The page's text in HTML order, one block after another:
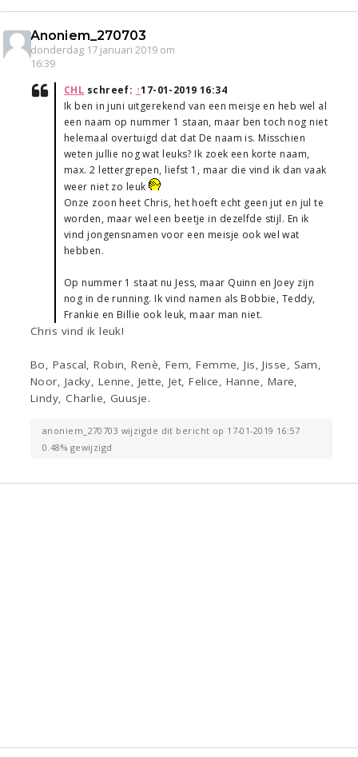
Anoniem_270703
donderdag 17 januari 2019 om
16:39
CHL schreef: ↑17-01-2019 16:34
Ik ben in juni uitgerekend van een meisje en heb wel al
een naam op nummer 1 staan, maar ben toch nog niet
helemaal overtuigd dat dat De naam is. Misschien
weten jullie nog wat leuks? Ik zoek een korte naam,
max. 2 lettergrepen, liefst 1, maar die vind ik dan vaak
weer niet zo leuk
Onze zoon heet Chris, het hoeft echt geen jut en jul te
worden, maar wel een beetje in dezelfde stijl. En ik
vind jongensnamen voor een meisje ook wel wat
hebben.
Op nummer 1 staat nu Jess, maar Quinn en Joey zijn
nog in de running. Ik vind namen als Bobbie, Teddy,
Frankie en Billie ook leuk, maar man niet.
Chris vind ik leuk!
Bo, Pascal, Robin, Renè, Fem, Femme, Jis, Jisse, Sam,
Noor, Jacky, Lenne, Jette, Jet, Felice, Hanne, Mare,
Lindy, Charlie, Guusje.
anoniem_270703 wijzigde dit bericht op 17-01-2019 16:57
0.48% gewijzigd